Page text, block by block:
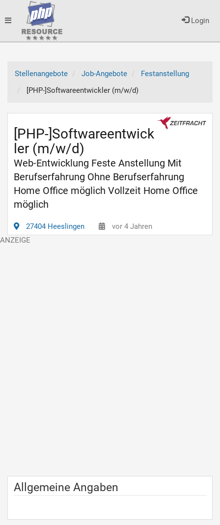
Login
Toggle
Stellenangebote
Job-Angebote
Festanstellung
[PHP-]Softwareentwickler (m/w/d)
[PHP-]Softwareentwick
ler (m/w/d)
Web-Entwicklung Feste Anstellung Mit
Berufserfahrung Ohne Berufserfahrung
Home Office möglich Vollzeit Home Office
möglich
27404 Heeslingen vor 4 Jahren
Allgemeine Angaben